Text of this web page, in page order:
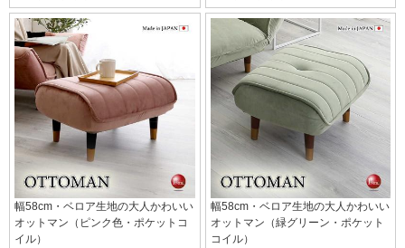
幅58cm・ベロア生地の大人かわいい
オットマン（ピンク色・ポケットコ
イル）
幅58cm・ベロア生地の大人かわいい
オットマン（緑グリーン・ポケット
コイル）